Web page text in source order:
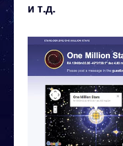
и т.д.